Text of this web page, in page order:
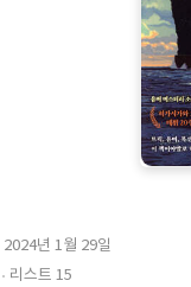
2024년 1월 29일
리스트 15